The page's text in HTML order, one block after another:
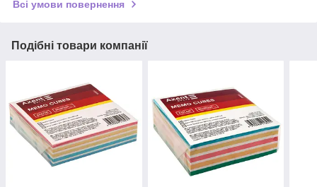
Всі умови повернення
Подібні товари компанії